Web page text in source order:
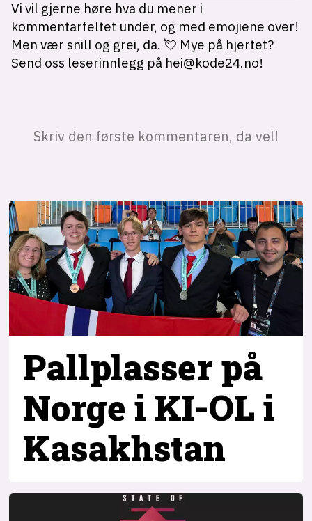
Pallplasser på
Norge i KI-OL i
Kasakhstan